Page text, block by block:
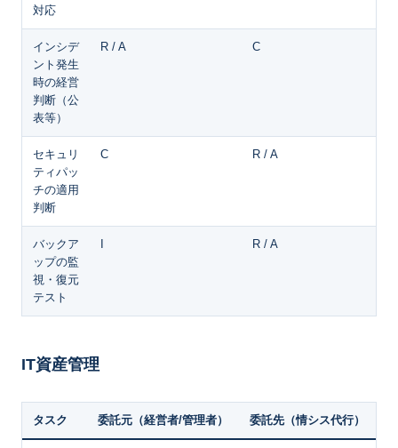
対応
インシデ
ント発生
時の経営
判断（公
表等）
R / A C
セキュリ
ティパッ
チの適用
判断
C R / A
バックア
ップの監
視・復元
テスト
R / A
IT資産管理
タスク 委託元（経営者/管理者） 委託先（情シス代行）